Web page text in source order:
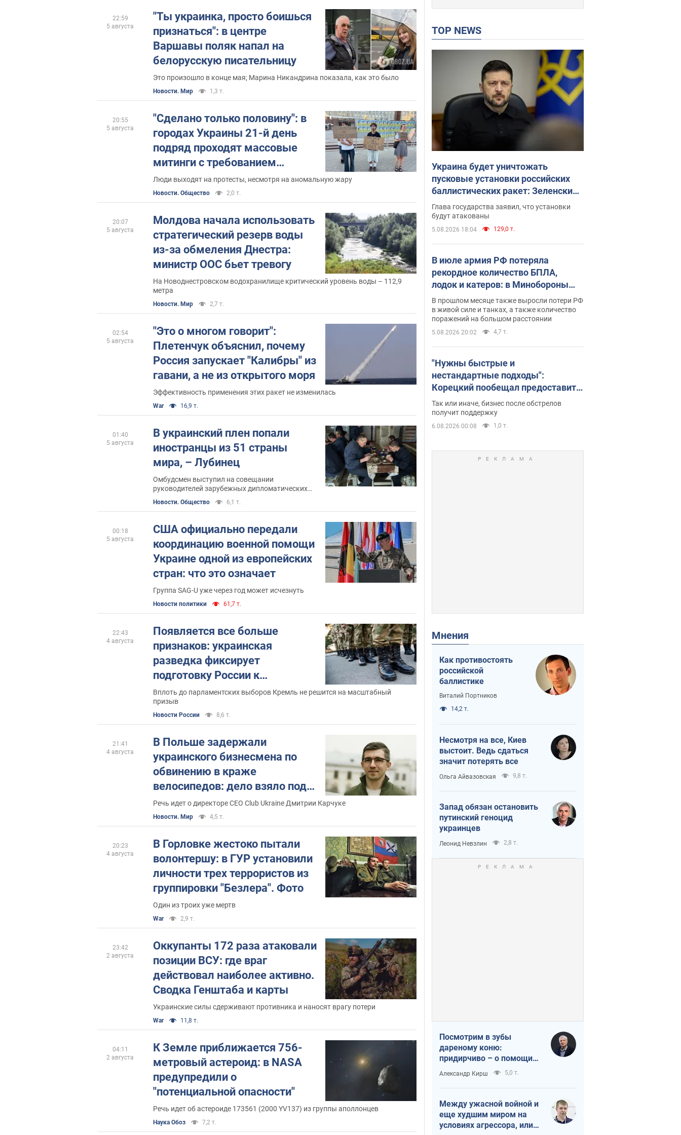
помещениям
"Ты украинка, просто боишься
признаться": в центре
Варшавы поляк напал на
белорусскую писательницу
Это произошло в конце мая; Марина Никандрина показала, как это было
Новости. Мир 1,3 т.
22:59
5 августа
"Сделано только половину": в
городах Украины 21-й день
подряд проходят массовые
митинги с требованием
вернуть Федорова в
Минобороны. Фото и видео
Люди выходят на протесты, несмотря на аномальную жару
Новости. Общество 2,0 т.
20:55
5 августа
Молдова начала использовать
стратегический резерв воды
из-за обмеления Днестра:
министр ООС бьет тревогу
На Новоднестровском водохранилище критический уровень воды – 112,9
метра
Новости. Мир 2,7 т.
20:07
5 августа
"Это о многом говорит":
Плетенчук объяснил, почему
Россия запускает "Калибры" из
гавани, а не из открытого моря
Эффективность применения этих ракет не изменилась
War 16,9 т.
02:54
5 августа
В украинский плен попали
иностранцы из 51 страны
мира, – Лубинец
Омбудсмен выступил на совещании
руководителей зарубежных дипломатических
Новости. Общество 6,1 т.
01:40
5 августа
США официально передали
координацию военной помощи
Украине одной из европейских
стран: что это означает
Группа SAG-U уже через год может исчезнуть
Новости политики 61,7 т.
00:18
5 августа
Появляется все больше
признаков: украинская
разведка фиксирует
подготовку России к
мобилизации
Вплоть до парламентских выборов Кремль не решится на масштабный
призыв
Новости России 8,6 т.
22:43
4 августа
В Польше задержали
украинского бизнесмена по
обвинению в краже
велосипедов: дело взяло под
контроль МИД
Речь идет о директоре CEO Club Ukraine Дмитрии Карчуке
Новости. Мир 4,5 т.
21:41
4 августа
В Горловке жестоко пытали
волонтершу: в ГУР установили
личности трех террористов из
группировки "Безлера". Фото
Один из троих уже мертв
War 2,9 т.
20:23
4 августа
Оккупанты 172 раза атаковали
позиции ВСУ: где враг
действовал наиболее активно.
Сводка Генштаба и карты
Украинские силы сдерживают противника и наносят врагу потери
War 11,8 т.
23:42
2 августа
К Земле приближается 756-
метровый астероид: в NASA
предупредили о
"потенциальной опасности"
Речь идет об астероиде 173561 (2000 YV137) из группы аполлонцев
Наука Обоз 7,2 т.
04:11
2 августа
TOP NEWS
Украина будет уничтожать
пусковые установки российских
баллистических ракет: Зеленский
провел заседание СНБО
Глава государства заявил, что установки
будут атакованы
5.08.2026 18:04 129,0 т.
В июле армия РФ потеряла
рекордное количество БПЛА,
лодок и катеров: в Минобороны
обнародовали статистику
В прошлом месяце также выросли потери РФ
в живой силе и танках, а также количество
поражений на большом расстоянии
5.08.2026 20:02 4,7 т.
"Нужны быстрые и
нестандартные подходы":
Корецкий пообещал предоставить
бизнесу приоритетный доступ к
имеющимся складским
помещениям
Так или иначе, бизнес после обстрелов
получит поддержку
6.08.2026 00:08 1,0 т.
Мнения
Как противостоять
российской
баллистике
Виталий Портников
14,2 т.
Несмотря на все, Киев
выстоит. Ведь сдаться
значит потерять все
Ольга Айвазовская 9,8 т.
Запад обязан остановить
путинский геноцид
украинцев
Леонид Невзлин 2,8 т.
Посмотрим в зубы
дареному коню:
придирчиво – о помощи
Украине
Александр Кирш 5,0 т.
Между ужасной войной и
еще худшим миром на
условиях агрессора, или